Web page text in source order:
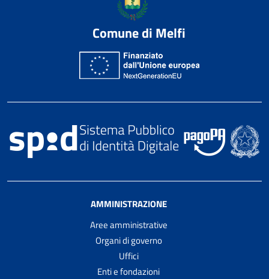
Comune di Melfi
AMMINISTRAZIONE
Aree amministrative
Organi di governo
Uffici
Enti e fondazioni